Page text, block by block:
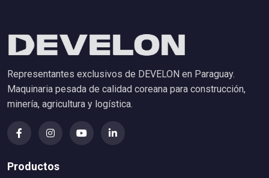
Representantes exclusivos de DEVELON en Paraguay.
Maquinaria pesada de calidad coreana para construcción,
minería, agricultura y logística.
Productos